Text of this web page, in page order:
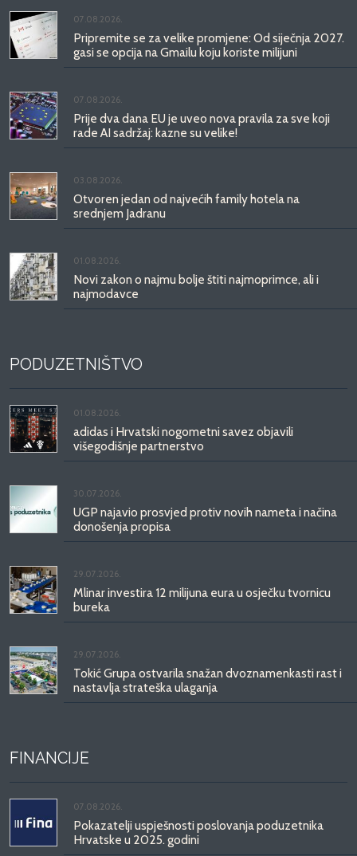
07.08.2026.
Pripremite se za velike promjene: Od siječnja 2027.
gasi se opcija na Gmailu koju koriste milijuni
07.08.2026.
Prije dva dana EU je uveo nova pravila za sve koji
rade AI sadržaj: kazne su velike!
03.08.2026.
Otvoren jedan od najvećih family hotela na
srednjem Jadranu
01.08.2026.
Novi zakon o najmu bolje štiti najmoprimce, ali i
najmodavce
PODUZETNIŠTVO
01.08.2026.
adidas i Hrvatski nogometni savez objavili
višegodišnje partnerstvo
30.07.2026.
UGP najavio prosvjed protiv novih nameta i načina
donošenja propisa
29.07.2026.
Mlinar investira 12 milijuna eura u osječku tvornicu
bureka
29.07.2026.
Tokić Grupa ostvarila snažan dvoznamenkasti rast i
nastavlja strateška ulaganja
FINANCIJE
07.08.2026.
Pokazatelji uspješnosti poslovanja poduzetnika
Hrvatske u 2025. godini